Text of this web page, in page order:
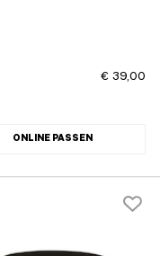
€ 39,00
ONLINE PASSEN